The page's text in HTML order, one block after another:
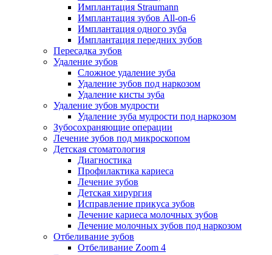
Имплантация Straumann
Имплантация зубов All-on-6
Имплантация одного зуба
Имплантация передних зубов
Пересадка зубов
Удаление зубов
Сложное удаление зуба
Удаление зубов под наркозом
Удаление кисты зуба
Удаление зубов мудрости
Удаление зуба мудрости под наркозом
Зубосохраняющие операции
Лечение зубов под микроскопом
Детская стоматология
Диагностика
Профилактика кариеса
Лечение зубов
Детская хирургия
Исправление прикуса зубов
Лечение кариеса молочных зубов
Лечение молочных зубов под наркозом
Отбеливание зубов
Отбеливание Zoom 4